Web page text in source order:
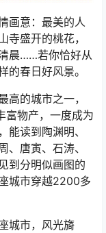
画意：最美的人
寺盛开的桃花，
晨……若你恰好从
的春日好风景。
的城市之一，
富物产，一度成为
能读到陶渊明、
、唐寅、石涛、
到分明似画图的
城市穿越2200多
城市，风光旖